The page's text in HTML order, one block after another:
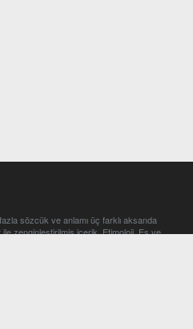
sözcük ve anlamı üç farklı aksanda
zenginleştirilmiş içerik. Etimoloji, Eş ve